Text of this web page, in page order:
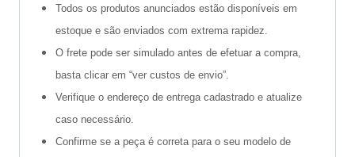
Todos os produtos anunciados estão disponíveis em
estoque e são enviados com extrema rapidez.
O frete pode ser simulado antes de efetuar a compra,
basta clicar em “ver custos de envio”.
Verifique o endereço de entrega cadastrado e atualize
caso necessário.
Confirme se a peça é correta para o seu modelo de